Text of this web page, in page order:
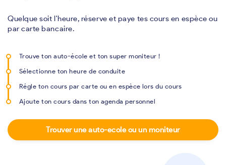
Quelque soit l'heure, réserve et paye tes cours en espèce ou
par carte bancaire.
Trouve ton auto-école et ton super moniteur !
Sélectionne ton heure de conduite
Régle ton cours par carte ou en espèce lors du cours
Ajoute ton cours dans ton agenda personnel
Trouver une auto-ecole ou un moniteur